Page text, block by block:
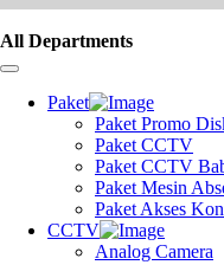
All Departments
Toggle
navigationPaket
Paket Promo
Paket CCTV
Paket CCTV
Paket Mesin
Paket Akses
CCTV
Analog Camera